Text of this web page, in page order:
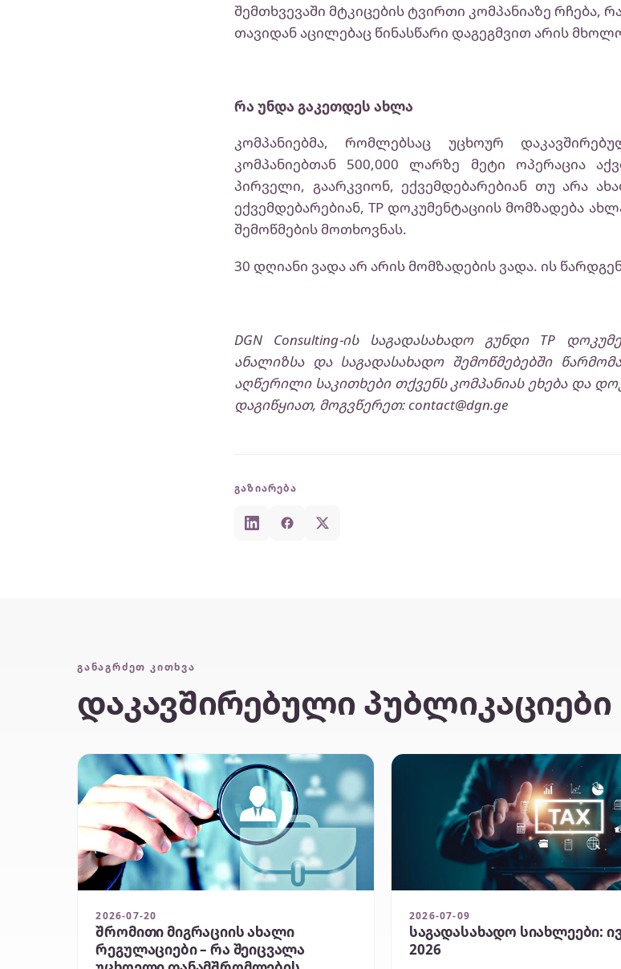
შემთხვევაში მტკიცების ტვირთი კომპანიაზე რჩება,
თავიდან აცილებაც წინასწარი დაგეგმვით არის
რა უნდა გაკეთდეს ახლა
კომპანიებმა, რომლებსაც უცხოურ
კომპანიებთან 500,000 ლარზე მეტი ოპერაცია
პირველი, გაარკვიონ, ექვემდებარებიან თუ არა
ექვემდებარებიან, TP დოკუმენტაციის მომზადება
შემოწმების მოთხოვნას.
30 დღიანი ვადა არ არის მომზადების ვადა. ის
DGN Consulting-ის საგადასახადო გუნდი TP
ანალიზსა და საგადასახადო შემოწმებებში
აღწერილი საკითხები თქვენს კომპანიას ეხება და
დაგიწყიათ, მოგვწერეთ: contact@dgn.ge
ᲒᲐᲖᲘᲐᲠᲔᲑᲐ
ᲒᲐᲜᲐᲒᲠᲫᲔᲗ ᲙᲘᲗᲮᲕᲐ
დაკავშირებული პუბლიკაციები
2026-07-20
შრომითი მიგრაციის ახალი
რეგულაციები – რა შეიცვალა
2026-07-09
საგადასახადო სიახლეები:
2026